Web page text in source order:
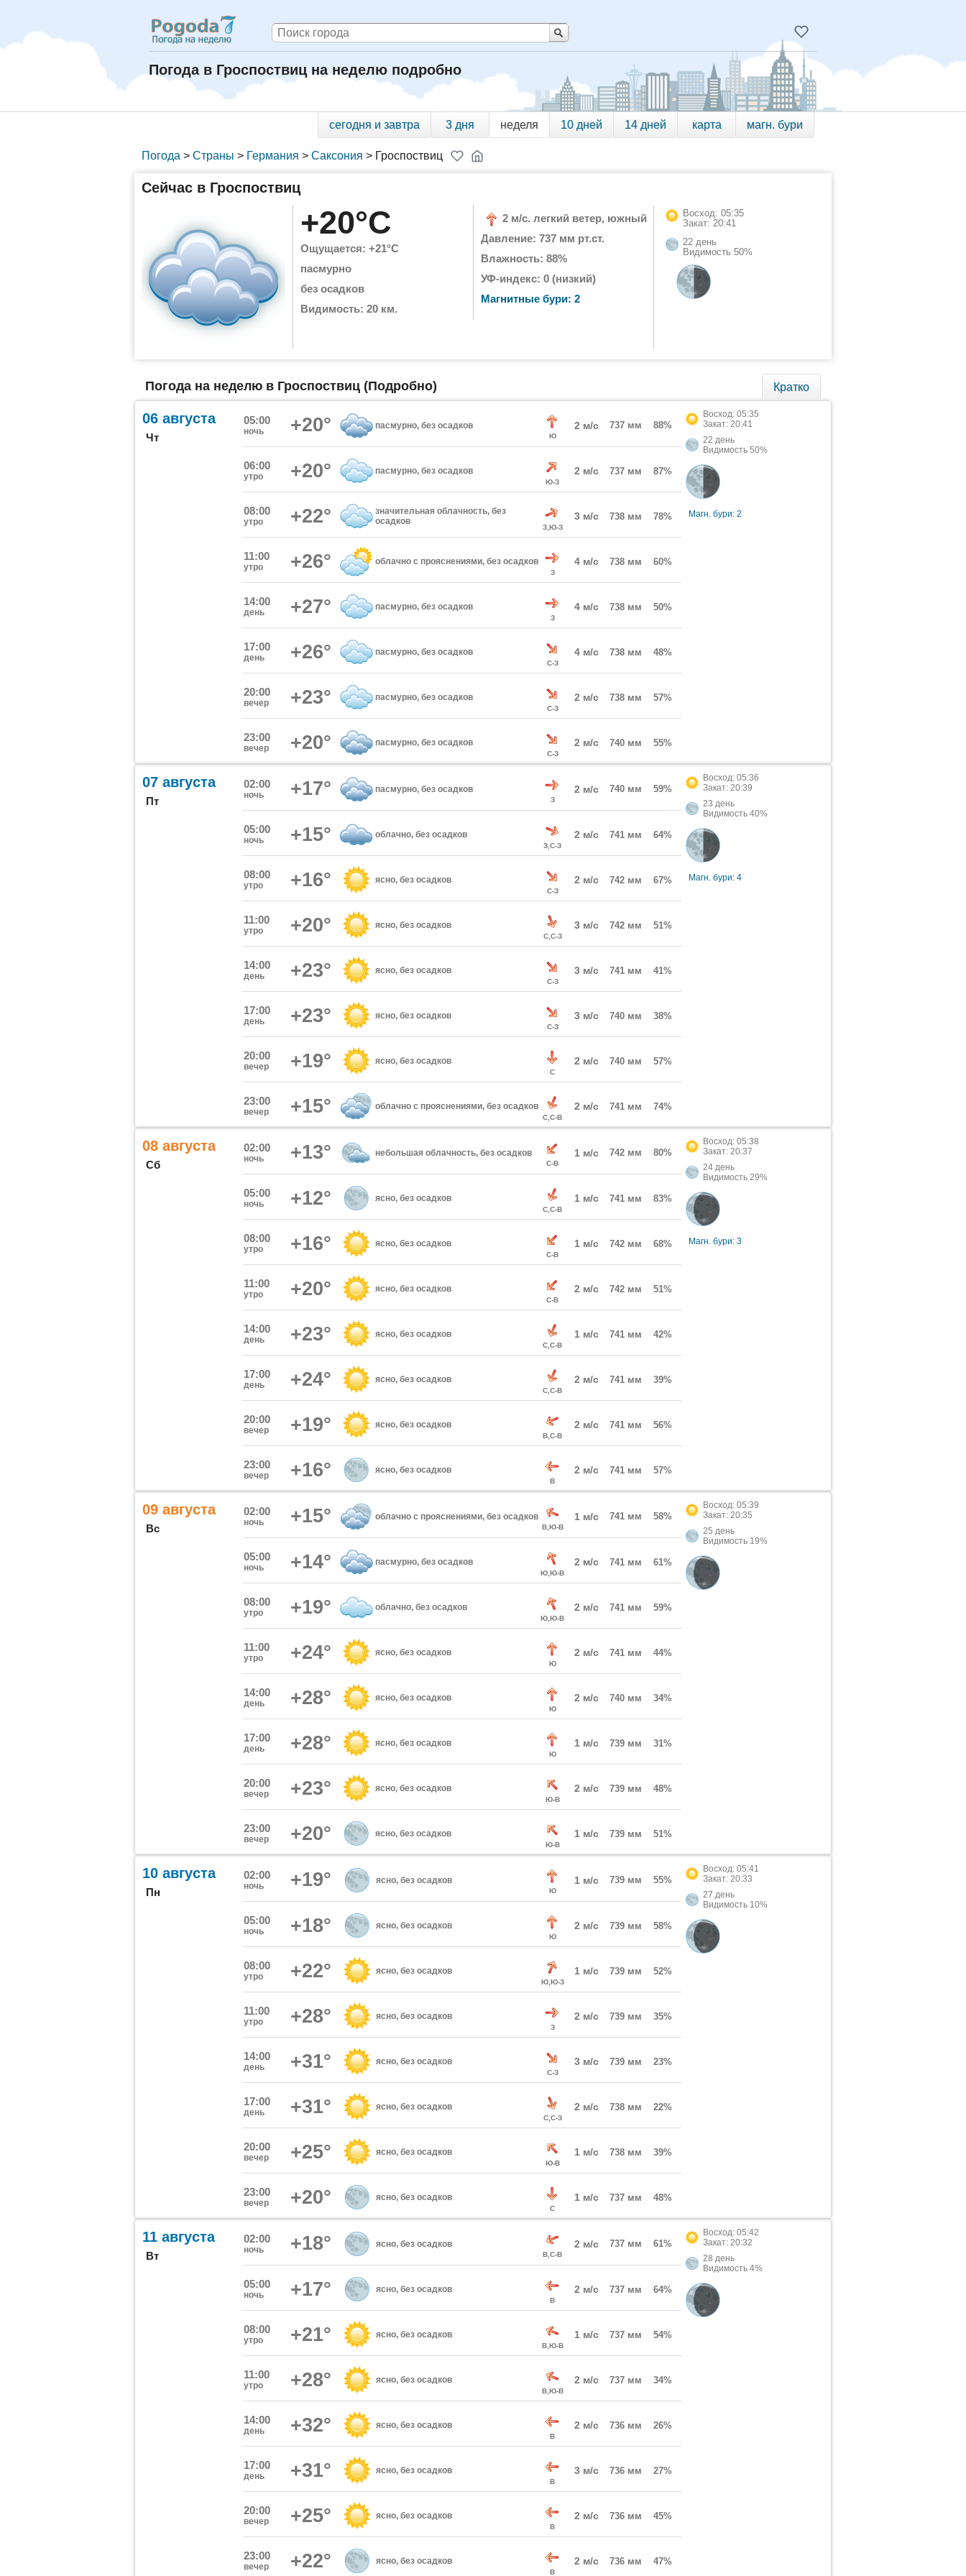
Погода в Гроспоствиц на неделю подробно
сегодня и завтра 3 дня неделя 10 дней 14 дней карта магн. бури
Погода > Страны > Германия > Саксония > Гроспоствиц
Сейчас в Гроспоствиц
+20°C
Ощущается: +21°C
пасмурно
без осадков
Видимость: 20 км.
2 м/с. легкий ветер, южный
Давление: 737 мм рт.ст.
Влажность: 88%
УФ-индекс: 0 (низкий)
Магнитные бури: 2
Восход: 05:35
Закат: 20:41
22 день
Видимость 50%
Погода на неделю в Гроспоствиц (Подробно) Кратко
06 августа
Чт
05:00
ночь +20° пасмурно, без осадков
Ю
2 м/с 737 мм 88%
06:00
утро +20° пасмурно, без осадков
Ю-З
2 м/с 737 мм 87%
08:00
утро +22°
значительная облачность, без
осадков
З,Ю-З
3 м/с 738 мм 78%
11:00
утро +26° облачно с прояснениями, без осадков
З
4 м/с 738 мм 60%
14:00
день +27° пасмурно, без осадков
З
4 м/с 738 мм 50%
17:00
день +26° пасмурно, без осадков
С-З
4 м/с 738 мм 48%
20:00
вечер +23° пасмурно, без осадков
С-З
2 м/с 738 мм 57%
23:00
вечер +20° пасмурно, без осадков
С-З
2 м/с 740 мм 55%
Восход: 05:35
Закат: 20:41
22 день
Видимость 50%
Магн. бури: 2
07 августа
Пт
02:00
ночь +17° пасмурно, без осадков
З
2 м/с 740 мм 59%
05:00
ночь +15° облачно, без осадков
З,С-З
2 м/с 741 мм 64%
08:00
утро +16° ясно, без осадков
С-З
2 м/с 742 мм 67%
11:00
утро +20° ясно, без осадков
С,С-З
3 м/с 742 мм 51%
14:00
день +23° ясно, без осадков
С-З
3 м/с 741 мм 41%
17:00
день +23° ясно, без осадков
С-З
3 м/с 740 мм 38%
20:00
вечер +19° ясно, без осадков
С
2 м/с 740 мм 57%
23:00
вечер +15° облачно с прояснениями, без осадков
С,С-В
2 м/с 741 мм 74%
Восход: 05:36
Закат: 20:39
23 день
Видимость 40%
Магн. бури: 4
08 августа
Сб
02:00
ночь +13° небольшая облачность, без осадков
С-В
1 м/с 742 мм 80%
05:00
ночь +12° ясно, без осадков
С,С-В
1 м/с 741 мм 83%
08:00
утро +16° ясно, без осадков
С-В
1 м/с 742 мм 68%
11:00
утро +20° ясно, без осадков
С-В
2 м/с 742 мм 51%
14:00
день +23° ясно, без осадков
С,С-В
1 м/с 741 мм 42%
17:00
день +24° ясно, без осадков
С,С-В
2 м/с 741 мм 39%
20:00
вечер +19° ясно, без осадков
В,С-В
2 м/с 741 мм 56%
23:00
вечер +16° ясно, без осадков
В
2 м/с 741 мм 57%
Восход: 05:38
Закат: 20:37
24 день
Видимость 29%
Магн. бури: 3
09 августа
Вс
02:00
ночь +15° облачно с прояснениями, без осадков
В,Ю-В
1 м/с 741 мм 58%
05:00
ночь +14° пасмурно, без осадков
Ю,Ю-В
2 м/с 741 мм 61%
08:00
утро +19° облачно, без осадков
Ю,Ю-В
2 м/с 741 мм 59%
11:00
утро +24° ясно, без осадков
Ю
2 м/с 741 мм 44%
14:00
день +28° ясно, без осадков
Ю
2 м/с 740 мм 34%
17:00
день +28° ясно, без осадков
Ю
1 м/с 739 мм 31%
20:00
вечер +23° ясно, без осадков
Ю-В
2 м/с 739 мм 48%
23:00
вечер +20° ясно, без осадков
Ю-В
1 м/с 739 мм 51%
Восход: 05:39
Закат: 20:35
25 день
Видимость 19%
10 августа
Пн
02:00
ночь +19° ясно, без осадков
Ю
1 м/с 739 мм 55%
05:00
ночь +18° ясно, без осадков
Ю
2 м/с 739 мм 58%
08:00
утро +22° ясно, без осадков
Ю,Ю-З
1 м/с 739 мм 52%
11:00
утро +28° ясно, без осадков
З
2 м/с 739 мм 35%
14:00
день +31° ясно, без осадков
С-З
3 м/с 739 мм 23%
17:00
день +31° ясно, без осадков
С,С-З
2 м/с 738 мм 22%
20:00
вечер +25° ясно, без осадков
Ю-В
1 м/с 738 мм 39%
23:00
вечер +20° ясно, без осадков
С
1 м/с 737 мм 48%
Восход: 05:41
Закат: 20:33
27 день
Видимость 10%
11 августа
Вт
02:00
ночь +18° ясно, без осадков
В,С-В
2 м/с 737 мм 61%
05:00
ночь +17° ясно, без осадков
В
2 м/с 737 мм 64%
08:00
утро +21° ясно, без осадков
В,Ю-В
1 м/с 737 мм 54%
11:00
утро +28° ясно, без осадков
В,Ю-В
2 м/с 737 мм 34%
14:00
день +32° ясно, без осадков
В
2 м/с 736 мм 26%
17:00
день +31° ясно, без осадков
В
3 м/с 736 мм 27%
20:00
вечер +25° ясно, без осадков
В
2 м/с 736 мм 45%
23:00
вечер +22° ясно, без осадков
В
2 м/с 736 мм 47%
Восход: 05:42
Закат: 20:32
28 день
Видимость 4%